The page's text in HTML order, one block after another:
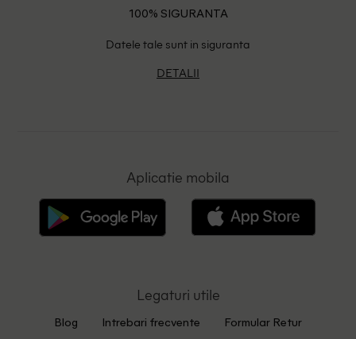
100% SIGURANTA
Datele tale sunt in siguranta
DETALII
Aplicatie mobila
Legaturi utile
Blog Intrebari frecvente Formular Retur